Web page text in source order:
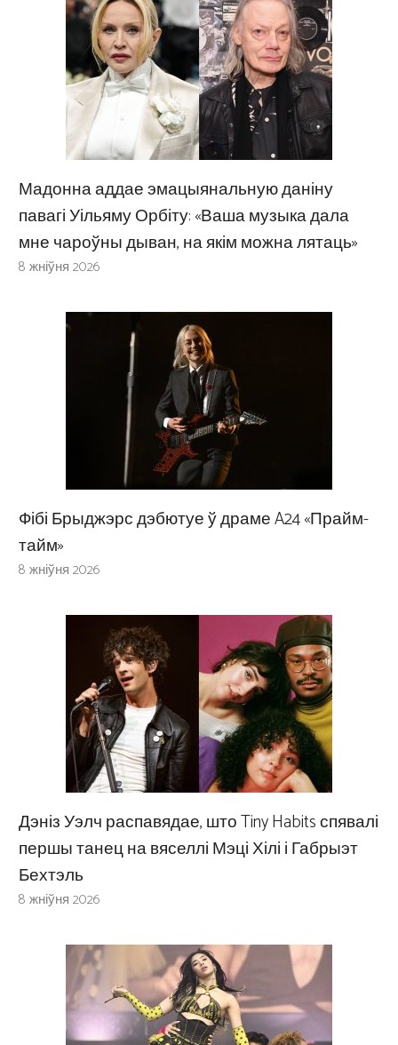
Мадонна аддае эмацыянальную даніну
павагі Уільяму Орбіту: «Ваша музыка дала
мне чароўны дыван, на якім можна лятаць»
8 жніўня 2026
Фібі Брыджэрс дэбютуе ў драме A24 «Прайм-
тайм»
8 жніўня 2026
Дэніз Уэлч распавядае, што Tiny Habits спявалі
першы танец на вяселлі Мэці Хілі і Габрыэт
Бехтэль
8 жніўня 2026